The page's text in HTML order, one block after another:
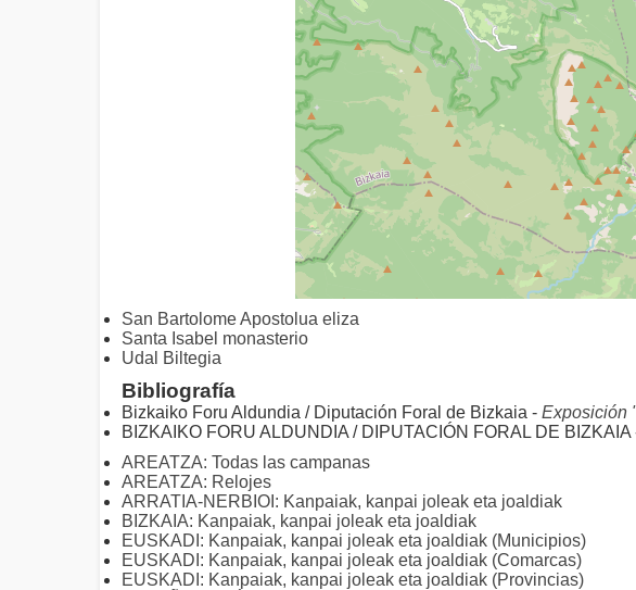
San Bartolome Apostolua eliza
Santa Isabel monasterio
Udal Biltegia
Bibliografía
Bizkaiko Foru Aldundia / Diputación Foral de Bizkaia - Exposición
BIZKAIKO FORU ALDUNDIA / DIPUTACIÓN FORAL DE BIZKAIA
AREATZA: Todas las campanas
AREATZA: Relojes
ARRATIA-NERBIOI: Kanpaiak, kanpai joleak eta joaldiak
BIZKAIA: Kanpaiak, kanpai joleak eta joaldiak
EUSKADI: Kanpaiak, kanpai joleak eta joaldiak (Municipios)
EUSKADI: Kanpaiak, kanpai joleak eta joaldiak (Comarcas)
EUSKADI: Kanpaiak, kanpai joleak eta joaldiak (Provincias)